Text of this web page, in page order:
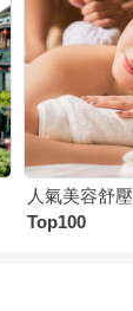
人氣美容舒壓
Top100